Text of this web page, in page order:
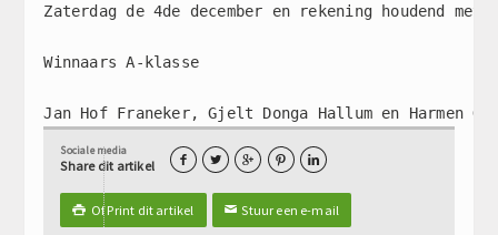
Zaterdag de 4de december en rekening houdend
Winnaars A-klasse
Sociale media
Share dit artikel     
 Of Print dit artikel ✉Stuur een e-mail